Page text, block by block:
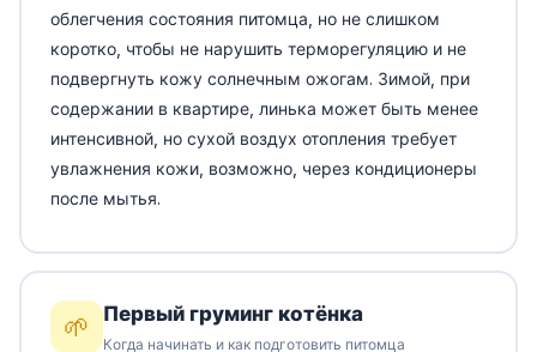
облегчения состояния питомца, но не слишком
коротко, чтобы не нарушить терморегуляцию и не
подвергнуть кожу солнечным ожогам. Зимой, при
содержании в квартире, линька может быть менее
интенсивной, но сухой воздух отопления требует
увлажнения кожи, возможно, через кондиционеры
после мытья.
🌱 Первый груминг котёнка
Когда начинать и как подготовить питомца